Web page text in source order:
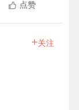
点赞
+关注